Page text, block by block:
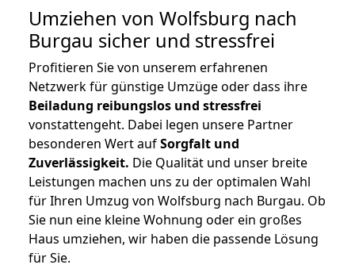
Umziehen von Wolfsburg nach
Burgau sicher und stressfrei
Profitieren Sie von unserem erfahrenen
Netzwerk für günstige Umzüge oder dass ihre
Beiladung reibungslos und stressfrei
vonstattengeht. Dabei legen unsere Partner
besonderen Wert aufSorgfalt und
Zuverlässigkeit. Die Qualität und unser breite
Leistungen machen uns zu der optimalen Wahl
für Ihren Umzug von Wolfsburg nach Burgau. Ob
Sie nun eine kleine Wohnung oder ein großes
Haus umziehen, wir haben die passende Lösung
für Sie.